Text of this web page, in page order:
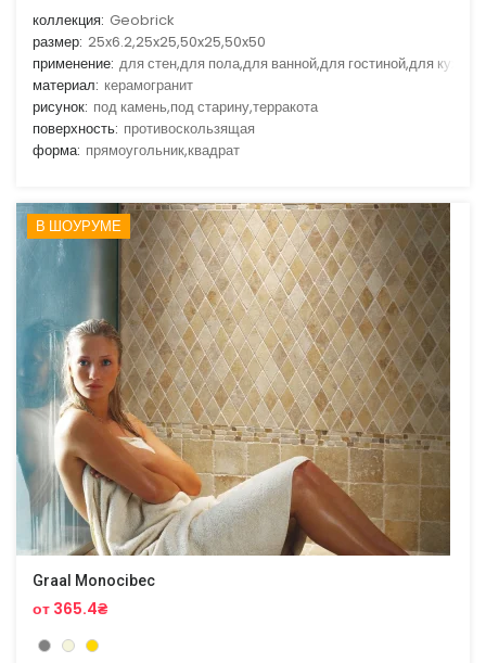
коллекция: Geobrick
размер: 25x6.2,25x25,50x25,50x50
применение: для стен,для пола,для ванной,для гостиной,для кухни
материал: керамогранит
рисунок: под камень,под старину,терракота
поверхность: противоскользящая
форма: прямоугольник,квадрат
В ШОУРУМЕ
Graal Monocibec
от 365.4₴